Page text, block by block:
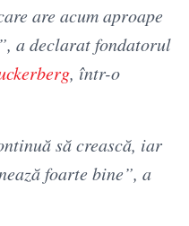
are acum aproape
a declarat fondatorul
, într-o
să crească, iar
foarte bine”, a